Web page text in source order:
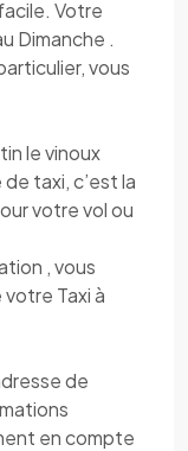
Votre
Dimanche .
vous
le vinoux
taxi, c’est la
votre vol ou
, vous
Taxi à
de
en compte